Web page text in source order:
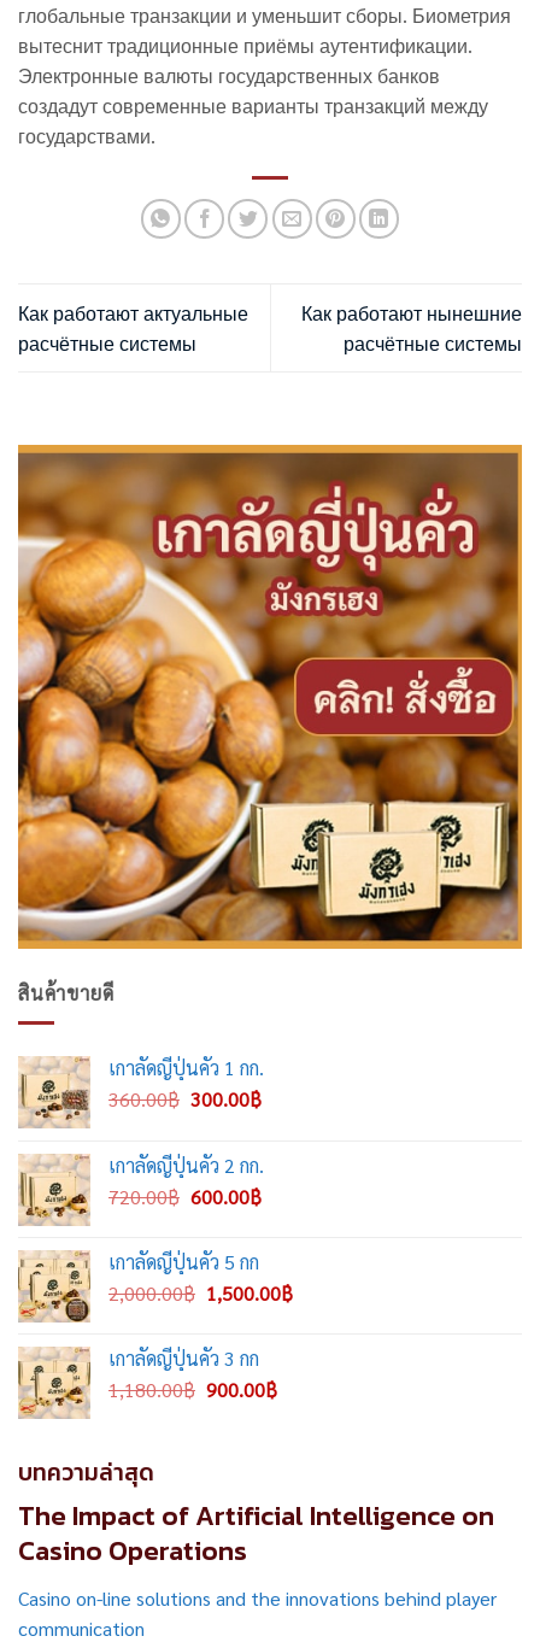
глобальные транзакции и уменьшит сборы. Биометрия
вытеснит традиционные приёмы аутентификации.
Электронные валюты государственных банков
создадут современные варианты транзакций между
государствами.
Как работают актуальные
расчётные системы
Как работают нынешние
расчётные системы
สินค้าขายดี
เกาลัดญี่ปุ่นคั่ว 1 กก.
360.00฿ Original
was:
360.00฿.
300.00฿Current
300.00฿.
เกาลัดญี่ปุ่นคั่ว 2 กก.
720.00฿ Original
was:
720.00฿.
600.00฿Current
เกาลัดญี่ปุ่นคั่ว 5 กก
2,000.00฿ Original
was:
2,000.00฿.
1,500.00฿Current
เกาลัดญี่ปุ่นคั่ว 3 กก
1,180.00฿ Original
900.00฿Current
บทความล่าสุด
The Impact of Artificial Intelligence on
Casino Operations
Casino on-line solutions and the innovations behind player
communication